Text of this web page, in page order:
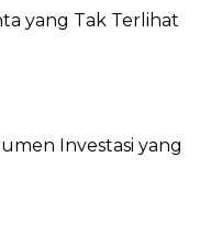
yang Tak Terlihat
Investasi yang